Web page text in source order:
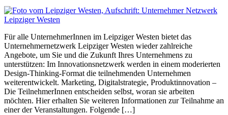
Für alle UnternehmerInnen im Leipziger Westen bietet das
Unternehmernetzwerk Leipziger Westen wieder zahlreiche
Angebote, um Sie und die Zukunft Ihres Unternehmens zu
unterstützen: Im Innovationsnetzwerk werden in einem moderierten
Design-Thinking-Format die teilnehmenden Unternehmen
weiterentwickelt. Marketing, Digitalstrategie, Produktinnovation –
Die TeilnehmerInnen entscheiden selbst, woran sie arbeiten
möchten. Hier erhalten Sie weiteren Informationen zur Teilnahme an
einer der Veranstaltungen. Folgende […]